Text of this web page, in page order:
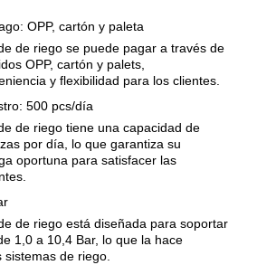
OPP, cartón y paleta
de riego se puede pagar a través de
OPP, cartón y palets,
y flexibilidad para los clientes.
500 pcs/día
de riego tiene una capacidad de
por día, lo que garantiza su
oportuna para satisfacer las
de riego está diseñada para soportar
1,0 a 10,4 Bar, lo que la hace
de riego.